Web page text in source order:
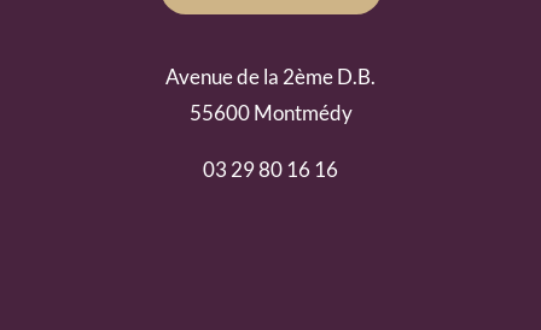
Avenue de la 2ème D.B.
55600 Montmédy
03 29 80 16 16